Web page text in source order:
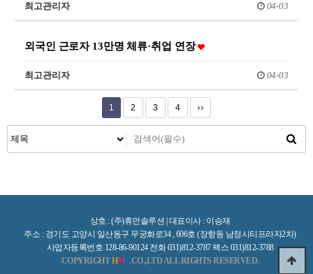
최고관리자 04-03
외국인 근로자 13만명 체류·취업 연장
최고관리자 04-03
1 2 3 4
상호 : (주)휴먼솔루션 | 대표이사 : 이승재
주소 : 경기도 고양시 일산동구 무궁화로34 , 606호 (장항동 남정시티프라자2차)
사업자등록번호 128-86-90124 전화 031)812-3787 팩스 031)812-3788
COPYRIGHTHMS.CO.,LTD ALL RIGHTS RESERVED.